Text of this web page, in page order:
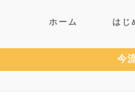
ホーム はじ
今